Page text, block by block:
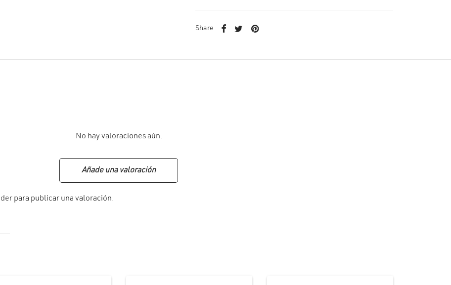
Share
No hay valoraciones aún.
Añade una valoración
para publicar una valoración.